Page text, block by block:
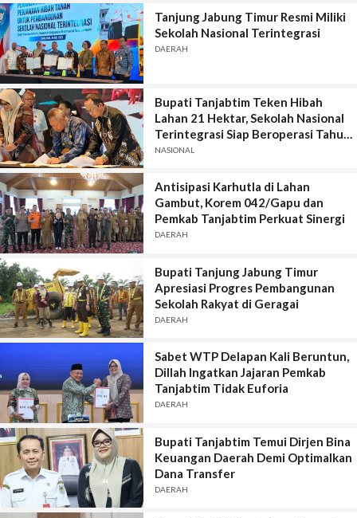
Tanjung Jabung Timur Resmi Miliki
Sekolah Nasional Terintegrasi
DAERAH
Bupati Tanjabtim Teken Hibah
Lahan 21 Hektar, Sekolah Nasional
Terintegrasi Siap Beroperasi Tahun
Ajaran 2026-2027
NASIONAL
Antisipasi Karhutla di Lahan
Gambut, Korem 042/Gapu dan
Pemkab Tanjabtim Perkuat Sinergi
DAERAH
Bupati Tanjung Jabung Timur
Apresiasi Progres Pembangunan
Sekolah Rakyat di Geragai
DAERAH
Sabet WTP Delapan Kali Beruntun,
Dillah Ingatkan Jajaran Pemkab
Tanjabtim Tidak Euforia
DAERAH
Bupati Tanjabtim Temui Dirjen Bina
Keuangan Daerah Demi Optimalkan
Dana Transfer
DAERAH